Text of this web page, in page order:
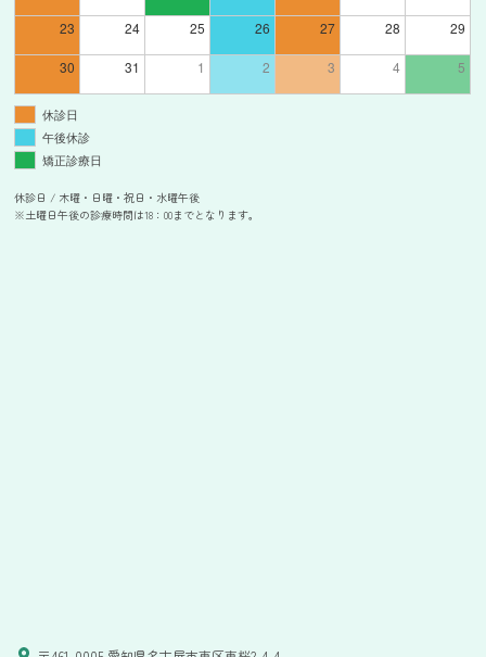
23 24 25 26 27 28 29
30 31 1 2 3 4 5
休診日
午後休診
矯正診療日
休診日 / 木曜・日曜・祝日・水曜午後
※土曜日午後の診療時間は18：00までとなります。